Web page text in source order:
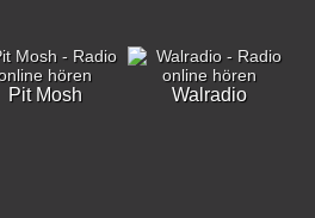
Pit Mosh Walradio